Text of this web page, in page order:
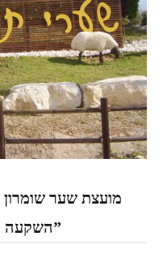
השקעה באיכות החיים ובפיתוח הקהילה”